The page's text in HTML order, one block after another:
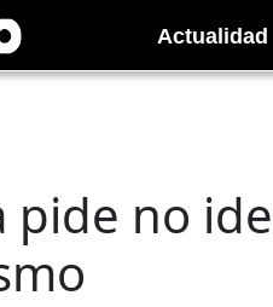
Actualidad
pide no